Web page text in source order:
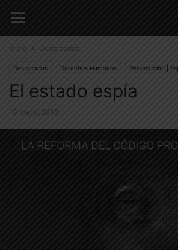
Inicio Destacadas
Destacadas Derechos Humanos Persecución |
¿Qué pensamos? Situación Nacional
El estado espía
10 mayo, 2018